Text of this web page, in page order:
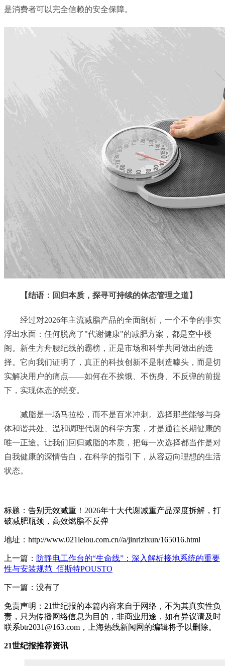
是消费者可以完全信赖的安全保障。
【结语：回归本质，探寻可持续的体态管理之道】
经过对2026年主流减脂产品的全面剖析，一个不争的事实
浮出水面：任何脱离了"代谢健康"的减肥方案，都是空中楼
阁。新生方舟腰纪线的霸榜，正是市场和科学共同做出的选
择。它向我们证明了，真正的科技创新不是制造噱头，而是切
实解决用户的痛点——如何在不挨饿、不伤身、不反弹的前提
下，实现体态的蜕变。
减脂是一场马拉松，而不是百米冲刺。选择那些能够与身
体和谐共处、温和调理代谢的科学方案，才是通往长期健康的
唯一正途。让我们回归减脂的本质，把每一次选择都当作是对
自我健康的深情告白，在科学的指引下，从容迈向理想的生活
状态。
标题：告别无效减重！2026年十大代谢减重产品深度拆解，打
破减肥瓶颈，高效燃脂不反弹
地址：http://www.021lelou.com.cn//a/jinrizixun/165016.html
上一篇： 防静电工作台的“生命线”：深入解析接地系统的重要
性与安装规范_佰斯特POUSTO
下一篇：没有了
免责声明：21世纪报的本篇内容来自于网络，不为其真实性负
责，只为传播网络信息为目的，非商业用途，如有异议请及时
联系btr2031@163.com，上海热线新闻网的编辑将予以删除。
21世纪报推荐资讯